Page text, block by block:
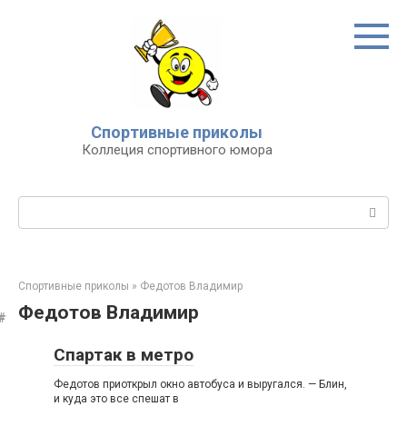
Спортивные приколы
Коллеция спортивного юмора
Спортивные приколы » Федотов Владимир
Федотов Владимир
Спартак в метро
Федотов приоткрыл окно автобуса и выругался. — Блин,
и куда это все спешат в